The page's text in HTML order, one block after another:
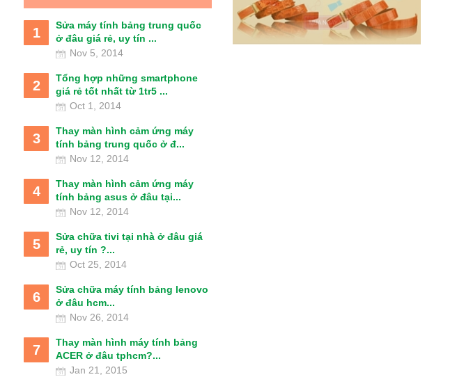
1
Sửa máy tính bảng trung quốc
ở đâu giá rẻ, uy tín ...
Nov 5, 2014
2
Tổng hợp những smartphone
giá rẻ tốt nhất từ 1tr5 ...
Oct 1, 2014
3
Thay màn hình cảm ứng máy
tính bảng trung quốc ở đ...
Nov 12, 2014
4
Thay màn hình cảm ứng máy
tính bảng asus ở đâu tại...
Nov 12, 2014
5
Sửa chữa tivi tại nhà ở đâu giá
rẻ, uy tín ?...
Oct 25, 2014
6
Sửa chữa máy tính bảng lenovo
ở đâu hcm...
Nov 26, 2014
7
Thay màn hình máy tính bảng
ACER ở đâu tphcm?...
Jan 21, 2015